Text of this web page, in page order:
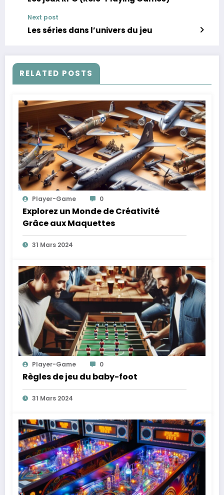
Next post
Les séries dans l’univers du jeu
RELATED POSTS
Player-Game 0
Explorez un Monde de Créativité
Grâce aux Maquettes
31 Mars 2024
Player-Game 0
Règles de jeu du baby-foot
31 Mars 2024